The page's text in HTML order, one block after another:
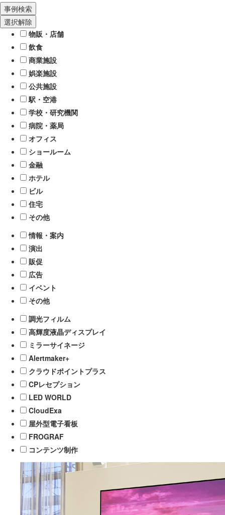
選択解除
物販・店舗
飲食
商業施設
娯楽施設
公共施設
駅・空港
学校・研究機関
病院・薬局
オフィス
ショールーム
金融
ホテル
ビル
住宅
その他
情報・案内
演出
販促
広告
イベント
その他
調光フィルム
高輝度液晶ディスプレイ
ミラーサイネージ
Alertmaker+
クラウドポイントプラス
CPレセプション
LED WORLD
CloudExa
屋外型電子看板
FROGRAF
コンテンツ制作